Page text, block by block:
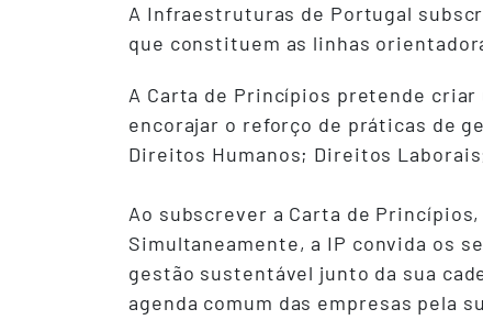
A Infraestruturas de Portugal
que constituem as linhas
A Carta de Princípios pretende
encorajar o reforço de práticas de
Direitos Humanos; Direitos
Ao subscrever a Carta de
Simultaneamente, a IP convida os
gestão sustentável junto da sua
agenda comum das empresas pela